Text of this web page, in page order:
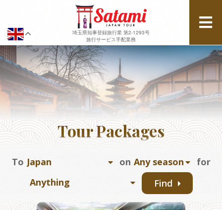
埼玉県知事登録旅行業 第2-1293号
旅行サービス手配業務
Tour Packages
To on
for
Find